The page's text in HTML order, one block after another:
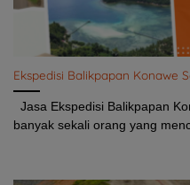
Ekspedisi Balikpapan Konawe
Jasa Ekspedisi Balikpapan
banyak sekali orang yang